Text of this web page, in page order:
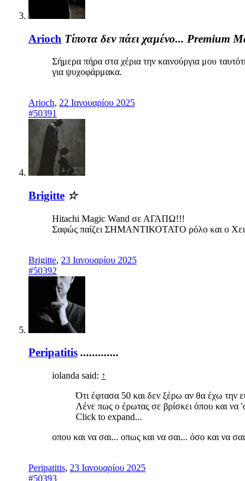
Arioch Τίποτα δεν πάει χαμένο... Premium
Σήμερα πήρα στα χέρια την καινούργια μου
για ψυχοφάρμακα.
Arioch, 22 Ιανουαρίου 2025
#50391
Brigitte ☆
Hitachi Magic Wand σε ΑΓΑΠΩ!!!
Σαφώς παίζει ΣΗΜΑΝΤΙΚΟΤΑΤΟ ρόλο και ο
Brigitte, 23 Ιανουαρίου 2025
#50392
Peripatitis .............
iolanda said: ↑
Ότι έφτασα 50 και δεν ξέρω αν θα έχω την
Λένε πως ο έρωτας σε βρίσκει όπου και
Click to expand...
οπου και να σαι... οπως και να σαι... όσο και να
Peripatitis, 23 Ιανουαρίου 2025
#50393